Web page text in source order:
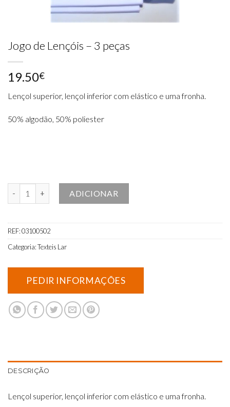
Jogo de Lençóis – 3 peças
19.50€
Lençol superior, lençol inferior com elástico e uma fronha.
50% algodão, 50% poliester
ADICIONAR
REF:03100502
Categoria:Texteis Lar
DESCRIÇÃO
Lençol superior, lençol inferior com elástico e uma fronha.